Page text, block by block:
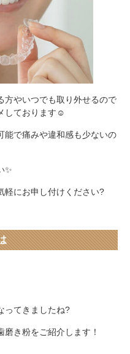
方やいつでも取り外せるので
しております☺️
能で痛みや違和感も少ないの
✨
軽にお申し付けください?
ってきましたね?
き粉をご紹介します！